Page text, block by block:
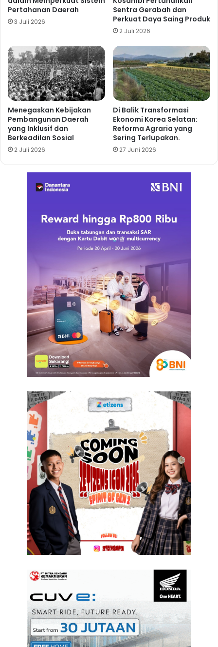
Pertahanan Daerah
3 Juli 2026
Sentra Gerabah dan
Perkuat Daya Saing Produk
2 Juli 2026
Menegaskan Kebijakan
Pembangunan Daerah
yang Inklusif dan
Berkeadilan Sosial
2 Juli 2026
Di Balik Transformasi
Ekonomi Korea Selatan:
Reforma Agraria yang
Sering Terlupakan.
27 Juni 2026